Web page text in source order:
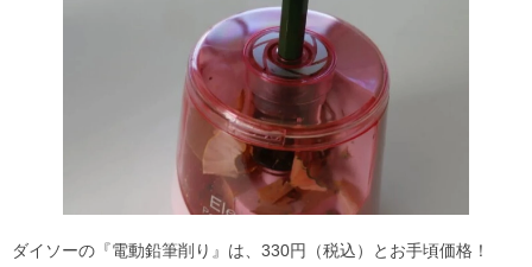
ダイソーの『電動鉛筆削り』は、330円（税込）とお手頃価格！